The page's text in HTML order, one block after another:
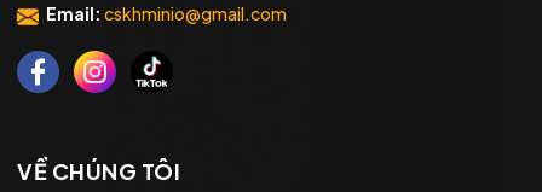
Email: cskhminio@gmail.com
VỀ CHÚNG TÔI